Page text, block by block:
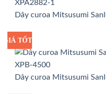
Dây curoa Mitsusumi
GIÁ SỈ
GIÁ TỐT
Dây curoa Mitsusumi